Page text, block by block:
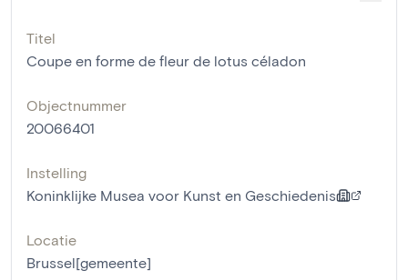
Titel
Coupe en forme de fleur de lotus céladon
Objectnummer
20066401
Instelling
Koninklijke Musea voor Kunst en Geschiedenis
Locatie
Brussel[gemeente]